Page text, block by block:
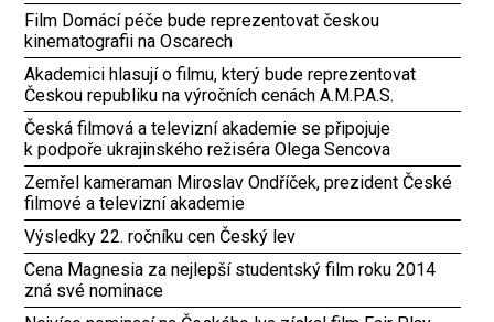
Film Domácí péče bude reprezentovat českou
kinematografii na Oscarech
Akademici hlasují o filmu, který bude reprezentovat
Českou republiku na výročních cenách A.M.P.A.S.
Česká filmová a televizní akademie se připojuje
k podpoře ukrajinského režiséra Olega Sencova
Zemřel kameraman Miroslav Ondříček, prezident České
filmové a televizní akademie
Výsledky 22. ročníku cen Český lev
Cena Magnesia za nejlepší studentský film roku 2014
zná své nominace